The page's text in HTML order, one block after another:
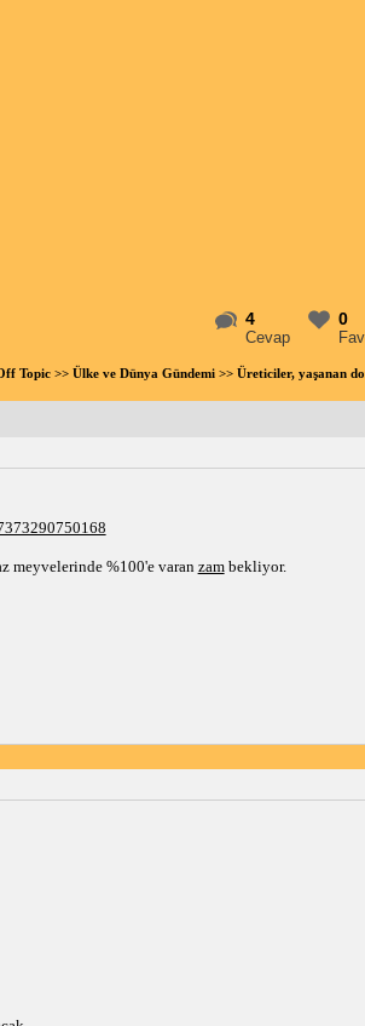
4
Cevap
0
Topic>> Ülke ve Dünya Gündemi>> Üreticiler, yaşanan
meyvelerinde %100'e varan zambekliyor.